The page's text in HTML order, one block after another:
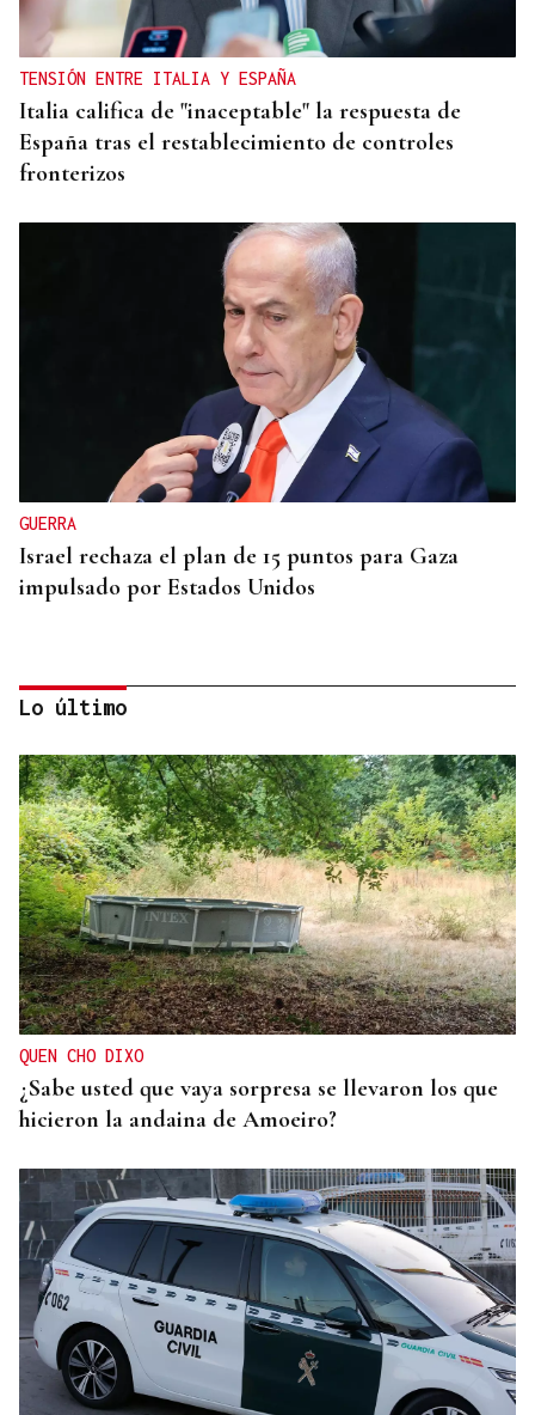
TENSIÓN ENTRE ITALIA Y ESPAÑA
Italia califica de "inaceptable" la respuesta de
España tras el restablecimiento de controles
fronterizos
GUERRA
Israel rechaza el plan de 15 puntos para Gaza
impulsado por Estados Unidos
ARSENAL MILITAR
Zelenski reclama a EEUU que aumente el número
de misiles
Lo último
QUEN CHO DIXO
¿Sabe usted que vaya sorpresa se llevaron los que
hicieron la andaina de Amoeiro?